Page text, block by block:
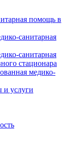
помощь в
санитарная
санитарная
стационара
медико-
и услуги